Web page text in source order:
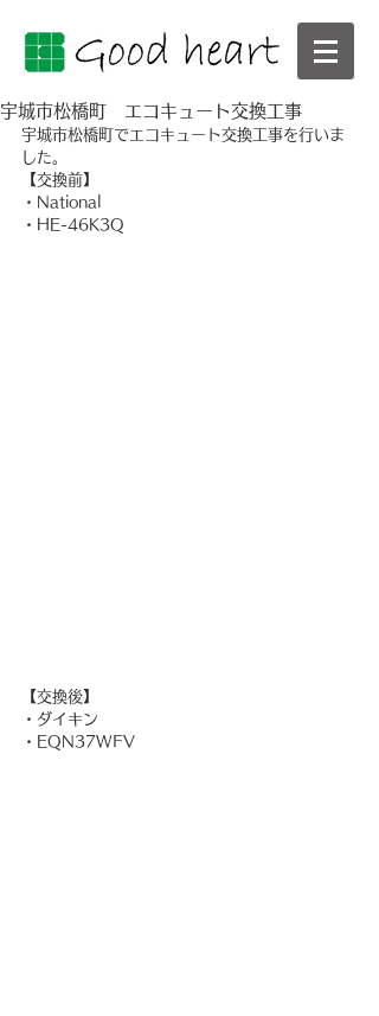
宇城市松橋町 エコキュート交換工事
宇城市松橋町でエコキュート交換工事を行いま
した。
【交換前】
・National
・HE-46K3Q
【交換後】
・ダイキン
・EQN37WFV